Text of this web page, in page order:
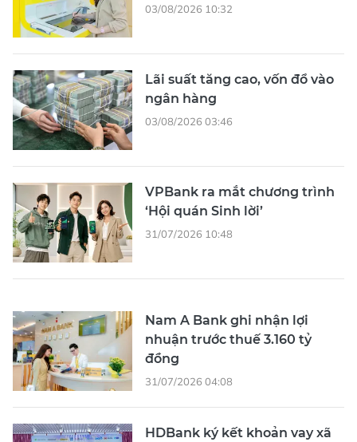
03/08/2026 10:32
Lãi suất tăng cao, vốn đổ vào
ngân hàng
03/08/2026 03:46
VPBank ra mắt chương trình
‘Hội quán Sinh lời’
31/07/2026 10:48
Nam A Bank ghi nhận lợi
nhuận trước thuế 3.160 tỷ
đồng
31/07/2026 04:08
HDBank ký kết khoản vay xã